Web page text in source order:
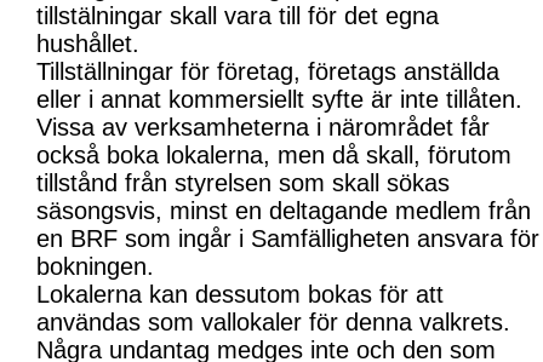
tillstälningar skall vara till för det egna
hushållet.
Tillställningar för företag, företags anställda
eller i annat kommersiellt syfte är inte tillåten.
Vissa av verksamheterna i närområdet får
också boka lokalerna, men då skall, förutom
tillstånd från styrelsen som skall sökas
säsongsvis, minst en deltagande medlem från
en BRF som ingår i Samfälligheten ansvara för
bokningen.
Lokalerna kan dessutom bokas för att
användas som vallokaler för denna valkrets.
Några undantag medges inte och den som